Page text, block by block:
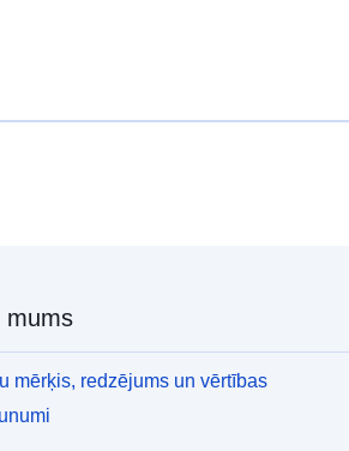
mums
mērķis, redzējums un vērtības